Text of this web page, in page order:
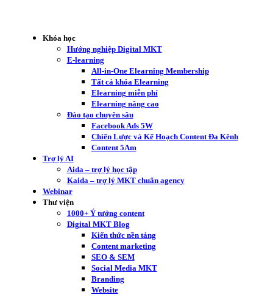
Khóa học
Hướng nghiệp Digital MKT
E-learning
All-in-One Elearning Membership
Tất cả khóa Elearning
Elearning miễn phí
Elearning nâng cao
Đào tạo chuyên sâu
Facebook Ads 5W
Chiến Lược và Kế Hoạch Content Đa Kênh
Content 5Am
Trợ lý AI
Aida – trợ lý học tập
Kaida – trợ lý MKT chuẩn agency
Webinar
Thư viện
1000+ Ý tưởng content
Digital MKT Blog
Kiến thức nền tảng
Content marketing
SEO & SEM
Social Media MKT
Branding
Website